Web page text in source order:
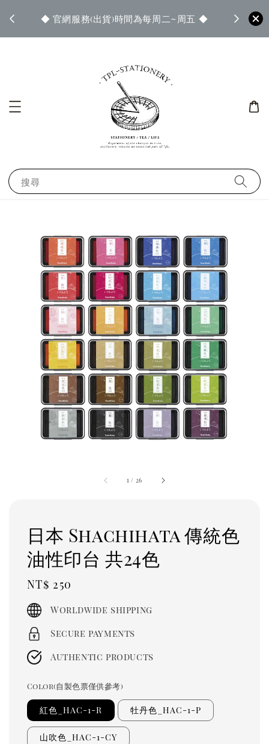
看)
◆ 官網服務(出貨)時間為每周二~周五 ◆ ◆ 當需
搜尋
1 / 26
日本 Shachihata 傳統色
油性印台 共24色
Regular
price
NT$ 250
Worldwide shipping
Secure payments
Authentic products
Color(自製色票僅供參考)
紅色_HAC-1-R 牡丹色_HAC-1-P
山吹色_HAC-1-CY